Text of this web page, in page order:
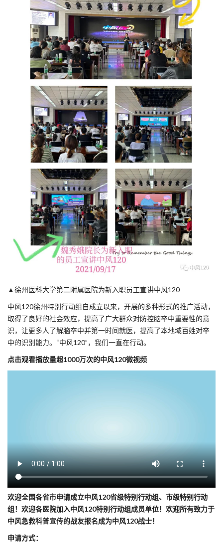
▲徐州医科大学第二附属医院为新入职员工宣讲中风120
中风120徐州特别行动组自成立以来，开展的多种形式的推广活动，
取得了良好的社会效应，提高了广大群众对防控脑卒中重要性的意
识，让更多人了解脑卒中并第一时间就医，提高了本地域百姓对卒
中的识别能力。“中风120”，我们一直在行动。
点击观看播放量超1000万次的中风120微视频
欢迎全国各省市申请成立中风120省级特别行动组、市级特别行动
组！欢迎各医院加入中风120特别行动组成员单位！欢迎所有致力于
中风急救科普宣传的战友报名成为中风120战士！
申请方式：